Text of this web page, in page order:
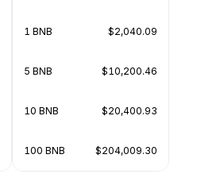
1 BNB $2,040.09
5 BNB $10,200.46
10 BNB $20,400.93
100 BNB $204,009.30